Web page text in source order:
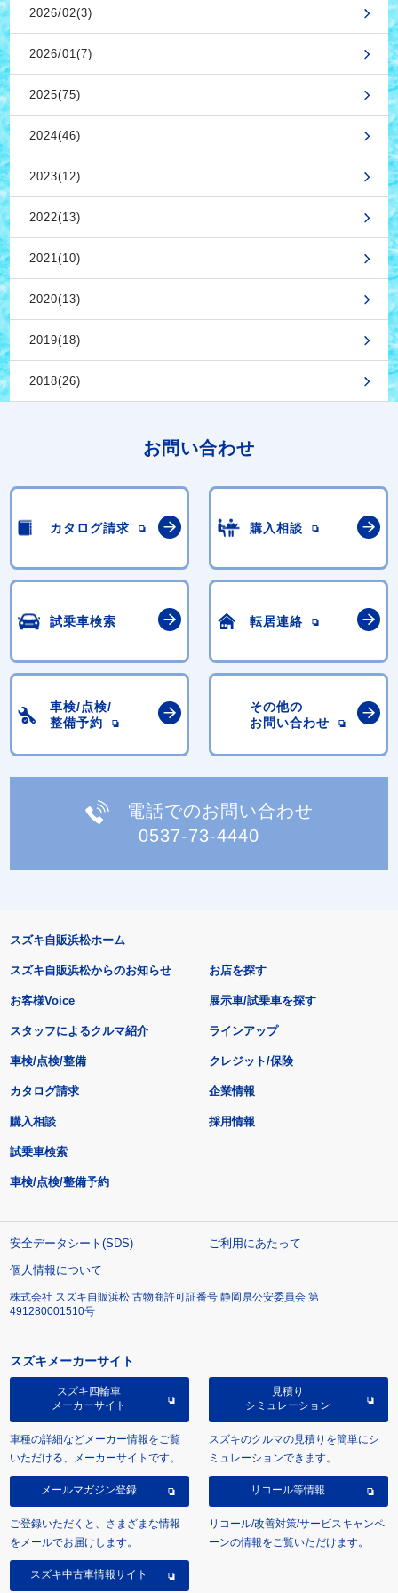
2026/02(3)
2026/01(7)
2025(75)
2024(46)
2023(12)
2022(13)
2021(10)
2020(13)
2019(18)
2018(26)
お問い合わせ
カタログ請求 購入相談
試乗車検索 転居連絡
車検/点検/
整備予約
その他の
お問い合わせ
電話でのお問い合わせ
0537-73-4440
スズキ自販浜松ホーム
スズキ自販浜松からのお知らせ
お客様Voice
スタッフによるクルマ紹介
お店を探す
展示車/試乗車を探す
ラインアップ
車検/点検/整備 クレジット/保険
カタログ請求
購入相談
試乗車検索
車検/点検/整備予約
企業情報
採用情報
安全データシート(SDS)
ご利用にあたって
個人情報について
株式会社 スズキ自販浜松 古物商許可証番号 静岡県公安委員会 第
491280001510号
スズキメーカーサイト
スズキ四輪車
メーカーサイト
車種の詳細などメーカー情報をご覧
いただける、メーカーサイトです。
見積り
シミュレーション
スズキのクルマの見積りを簡単にシ
ミュレーションできます。
メールマガジン登録
ご登録いただくと、さまざまな情報
をメールでお届けします。
リコール等情報
リコール/改善対策/サービスキャンペ
ーンの情報をご覧いただけます。
スズキ中古車情報サイト